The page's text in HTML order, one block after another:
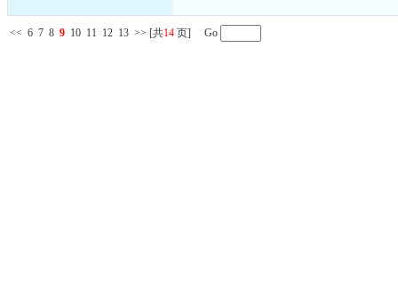
<< 6 7 8 9 10 11 12 13 >> [共14 页] Go